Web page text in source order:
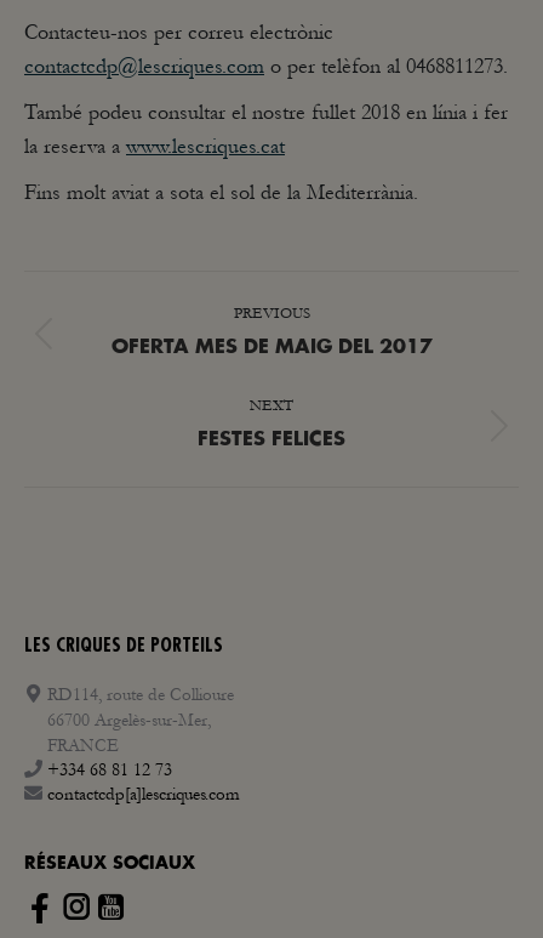
Contacteu-nos per correu electrònic
contactcdp@lescriques.com o per telèfon al 0468811273.
També podeu consultar el nostre fullet 2018 en línia i fer
la reserva a www.lescriques.cat
Fins molt aviat a sota el sol de la Mediterrània.
NAVIGATION
PREVIOUS
Previous
OFERTA MES DE MAIG DEL 2017
NEXT
Next
FESTES FELICES
LES CRIQUES DE PORTEILS
RD114, route de Collioure
66700 Argelès-sur-Mer,
FRANCE
+334 68 81 12 73
contactcdp[a]lescriques.com
RÉSEAUX SOCIAUX
Instagram